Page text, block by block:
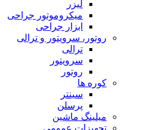
لیزر
میکروموتور جراحی
ابزار جراحی
روتور، سرویتور و ترالی
ترالی
سرویتور
روتور
کوره ها
سینتر
پرسلن
میلینگ ماشین
تجهیزات عمومی